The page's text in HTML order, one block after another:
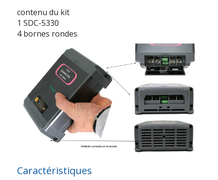
contenu du kit
1 SDC-5330
4 bornes rondes
Caractéristiques